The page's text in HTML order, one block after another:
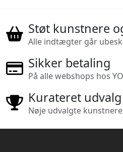
Støt kunstnere
Alle indtægter går
Sikker betaling
På alle webshops hos
Kurateret udvalg
Nøje udvalgte